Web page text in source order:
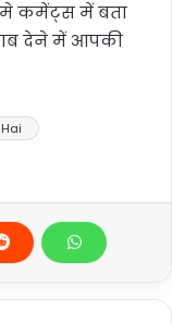
कमेंट्स में बता
देने में आपकी